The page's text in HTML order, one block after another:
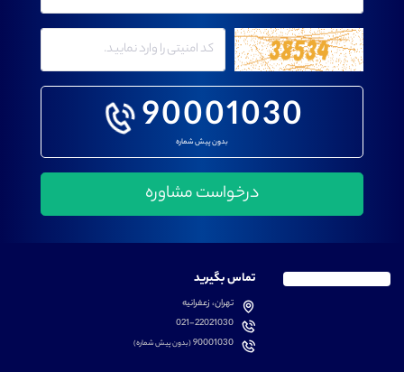
90001030
بدون پیش شماره
تماس بگیرید
تهران، زعفرانیه
021-22021030
90001030(بدون پیش شماره)